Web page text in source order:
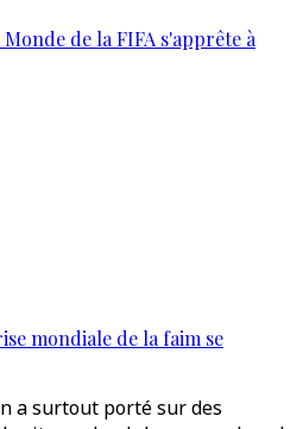
de la FIFA s'apprête à
mondiale de la faim se
a surtout porté sur des